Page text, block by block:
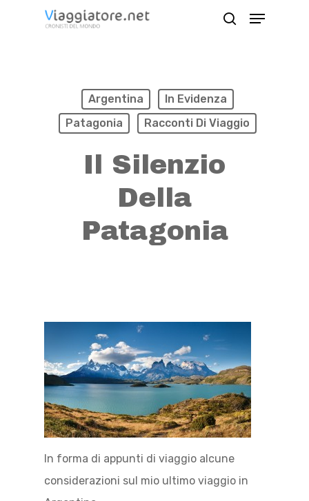
Menu
Argentina
In Evidenza
Patagonia
Racconti Di Viaggio
Il Silenzio
Della
Patagonia
In forma di appunti di viaggio alcune
considerazioni sul mio ultimo viaggio in